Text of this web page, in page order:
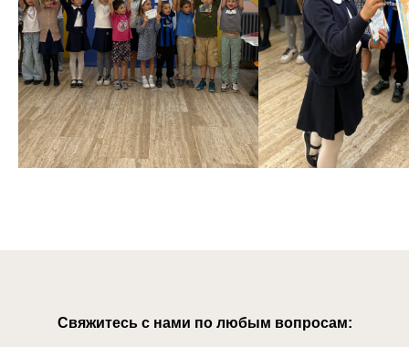
Свяжитесь с нами по любым вопросам: